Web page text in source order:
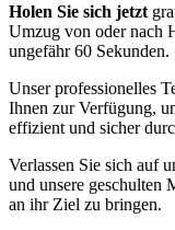
Holen Sie sich jetzt
Umzug von oder nach
ungefähr 60 Sekunden.
Unser professionelles
Ihnen zur Verfügung,
effizient und sicher
Verlassen Sie sich auf
und unsere geschulten
an ihr Ziel zu bringen.